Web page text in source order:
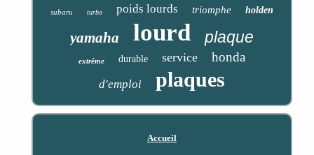
subaru turbo poids lourds triomphe holden
yamaha lourd plaque
extrême durable service honda
d'emploi plaques
Accueil